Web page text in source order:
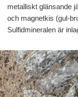
metalliskt glänsande
och magnetkis (gul-
Sulfidmineralen är